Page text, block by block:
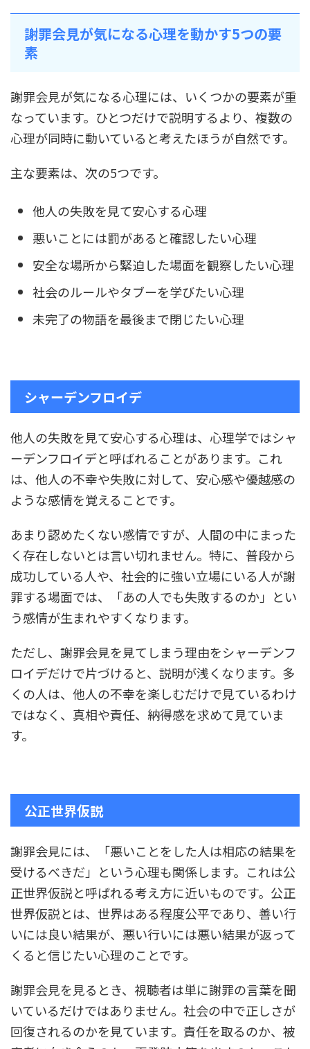
謝罪会見が気になる心理を動かす5つの要
素
謝罪会見が気になる心理には、いくつかの要素が重
なっています。ひとつだけで説明するより、複数の
心理が同時に動いていると考えたほうが自然です。
主な要素は、次の5つです。
他人の失敗を見て安心する心理
悪いことには罰があると確認したい心理
安全な場所から緊迫した場面を観察したい心理
社会のルールやタブーを学びたい心理
未完了の物語を最後まで閉じたい心理
シャーデンフロイデ
他人の失敗を見て安心する心理は、心理学ではシャ
ーデンフロイデと呼ばれることがあります。これ
は、他人の不幸や失敗に対して、安心感や優越感の
ような感情を覚えることです。
あまり認めたくない感情ですが、人間の中にまった
く存在しないとは言い切れません。特に、普段から
成功している人や、社会的に強い立場にいる人が謝
罪する場面では、「あの人でも失敗するのか」とい
う感情が生まれやすくなります。
ただし、謝罪会見を見てしまう理由をシャーデンフ
ロイデだけで片づけると、説明が浅くなります。多
くの人は、他人の不幸を楽しむだけで見ているわけ
ではなく、真相や責任、納得感を求めて見ていま
す。
公正世界仮説
謝罪会見には、「悪いことをした人は相応の結果を
受けるべきだ」という心理も関係します。これは公
正世界仮説と呼ばれる考え方に近いものです。公正
世界仮説とは、世界はある程度公平であり、善い行
いには良い結果が、悪い行いには悪い結果が返って
くると信じたい心理のことです。
謝罪会見を見るとき、視聴者は単に謝罪の言葉を聞
いているだけではありません。社会の中で正しさが
回復されるのかを見ています。責任を取るのか、被